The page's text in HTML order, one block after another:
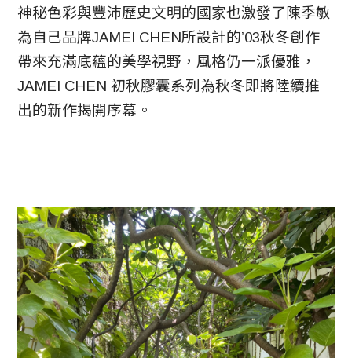
神秘色彩與豐沛歷史文明的國家也激發了陳季敏
為自己品牌JAMEI CHEN所設計的’03秋冬創作
帶來充滿底蘊的美學視野，風格仍一派優雅，
JAMEI CHEN 初秋膠囊系列為秋冬即將陸續推
出的新作揭開序幕。